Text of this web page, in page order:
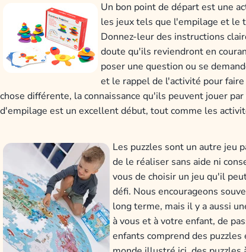
Un bon point de départ est une
les jeux tels que l'empilage et le
Donnez-leur des instructions
doute qu'ils reviendront en
poser une question ou se
et le rappel de l'activité pour
chose différente, la connaissance qu'ils peuvent jouer
d'empilage est un excellent début, tout comme les
Les puzzles sont un autre jeu
de le réaliser sans aide ni
vous de choisir un jeu qu'il
défi. Nous encourageons
long terme, mais il y a aussi
à vous et à votre enfant, de
enfants comprend des